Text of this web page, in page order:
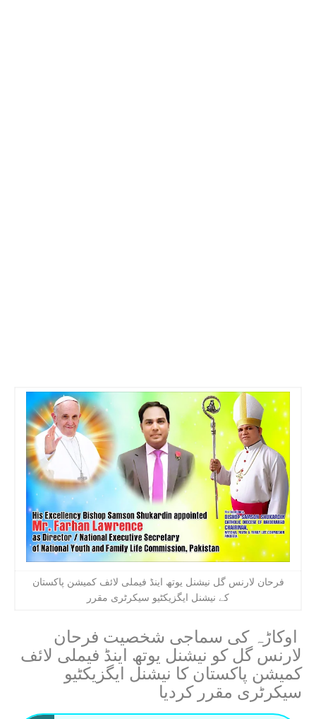
فرحان لارنس گل نیشنل یوتھ اینڈ فیملی لائف کمیشن پاکستان
کے نیشنل ایگزیکٹیو سیکرٹری مقرر
اوکاڑہ کی سماجی شخصیت فرحان
لارنس گل کو نیشنل یوتھ اینڈ فیملی لائف
کمیشن پاکستان کا نیشنل ایگزیکٹیو
سیکرٹری مقرر کردیا